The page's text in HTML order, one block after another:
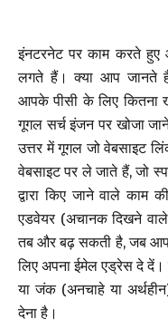
इंनटरनेट पर काम करते हुए
लगते हैं। क्या आप जानते
आपके पीसी के लिए कितना
गूगल सर्च इंजन पर खोजा
उत्तर में गूगल जो वेबसाइट
वेबसाइट पर ले जाते हैं, जो
द्वारा किए जाने वाले काम
एडवेयर (अचानक दिखने वाले
तब और बढ़ सकती है, जब आप
लिए अपना ईमेल एड्रेस दे
या जंक (अनचाहे या
देना है।